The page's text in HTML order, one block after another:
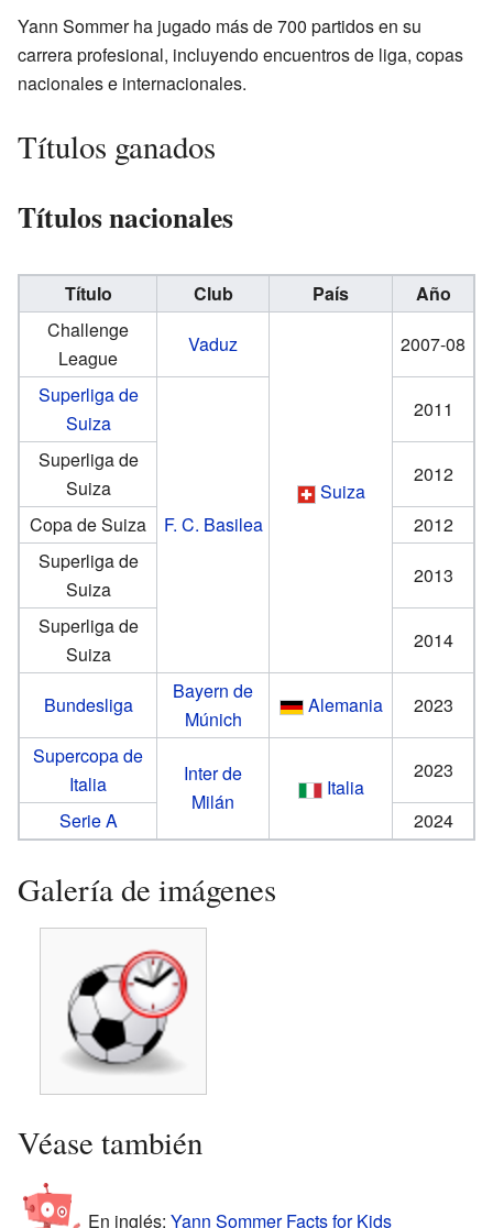
Yann Sommer ha jugado más de 700 partidos en su
carrera profesional, incluyendo encuentros de liga, copas
nacionales e internacionales.
Títulos ganados
Títulos nacionales
Título Club País
Año
Challenge
League
Vaduz
Suiza
2007-08
Superliga de
Suiza
F. C. Basilea
2011
Superliga de
Suiza
2012
Copa de Suiza
2012
Superliga de
Suiza
2013
Superliga de
Suiza
2014
Bundesliga
Bayern de
Múnich
Alemania
2023
Supercopa de
Italia
Inter de
Milán
Italia
2023
Serie A
2024
Galería de imágenes
Véase también
En inglés: Yann Sommer Facts for Kids